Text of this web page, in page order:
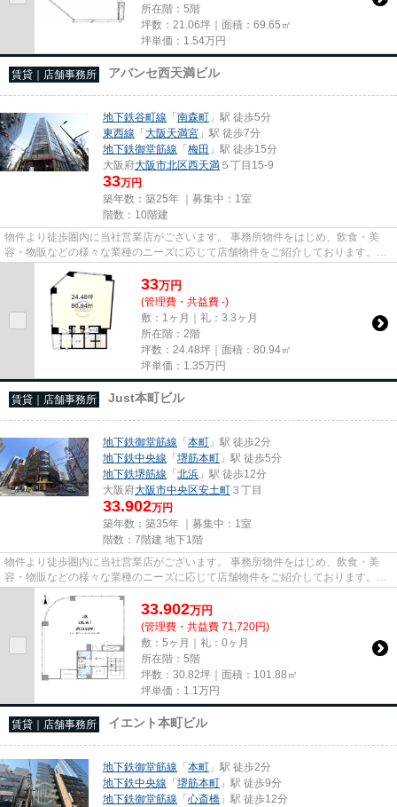
所在階：5階
坪数：21.06坪｜面積：69.65㎡
坪単価： 1.54万円
賃貸｜店舗事務所 アバンセ西天満ビル
地下鉄谷町線 「南森町 」駅 徒歩5分
東西線 「大阪天満宮 」駅 徒歩7分
地下鉄御堂筋線 「梅田 」駅 徒歩15分
大阪府大阪市北区西天満 ５丁目15-9
33万円
築年数：築25年 ｜募集中： 1室
階数：10階建
物件より徒歩圏内に当社営業店がございます。 事務所物件をはじめ、飲食・美
容・物販などの様々な業種のニーズに応じて店舗物件をご紹介しております。
尚、弊社ではおとり広告は一切...
33万円
(管理費・共益費 -)
敷：1ヶ月｜礼：3.3ヶ月
所在階：2階
坪数：24.48坪｜面積：80.94㎡
坪単価： 1.35万円
賃貸｜店舗事務所 Just本町ビル
地下鉄御堂筋線 「本町 」駅 徒歩2分
地下鉄中央線 「堺筋本町 」駅 徒歩5分
地下鉄堺筋線 「北浜 」駅 徒歩12分
大阪府大阪市中央区安土町 ３丁目
33.902万円
築年数：築35年 ｜募集中： 1室
階数：7階建 地下1階
物件より徒歩圏内に当社営業店がございます。 事務所物件をはじめ、飲食・美
容・物販などの様々な業種のニーズに応じて店舗物件をご紹介しております。
尚、弊社ではおとり広告は一切...
33.902万円
(管理費・共益費 71,720円)
敷：5ヶ月｜礼：0ヶ月
所在階：5階
坪数：30.82坪｜面積：101.88㎡
坪単価： 1.1 万円
賃貸｜店舗事務所 イエント本町ビル
地下鉄御堂筋線 「本町 」駅 徒歩2分
地下鉄中央線 「堺筋本町 」駅 徒歩9分
地下鉄御堂筋線 「心斎橋 」駅 徒歩12分